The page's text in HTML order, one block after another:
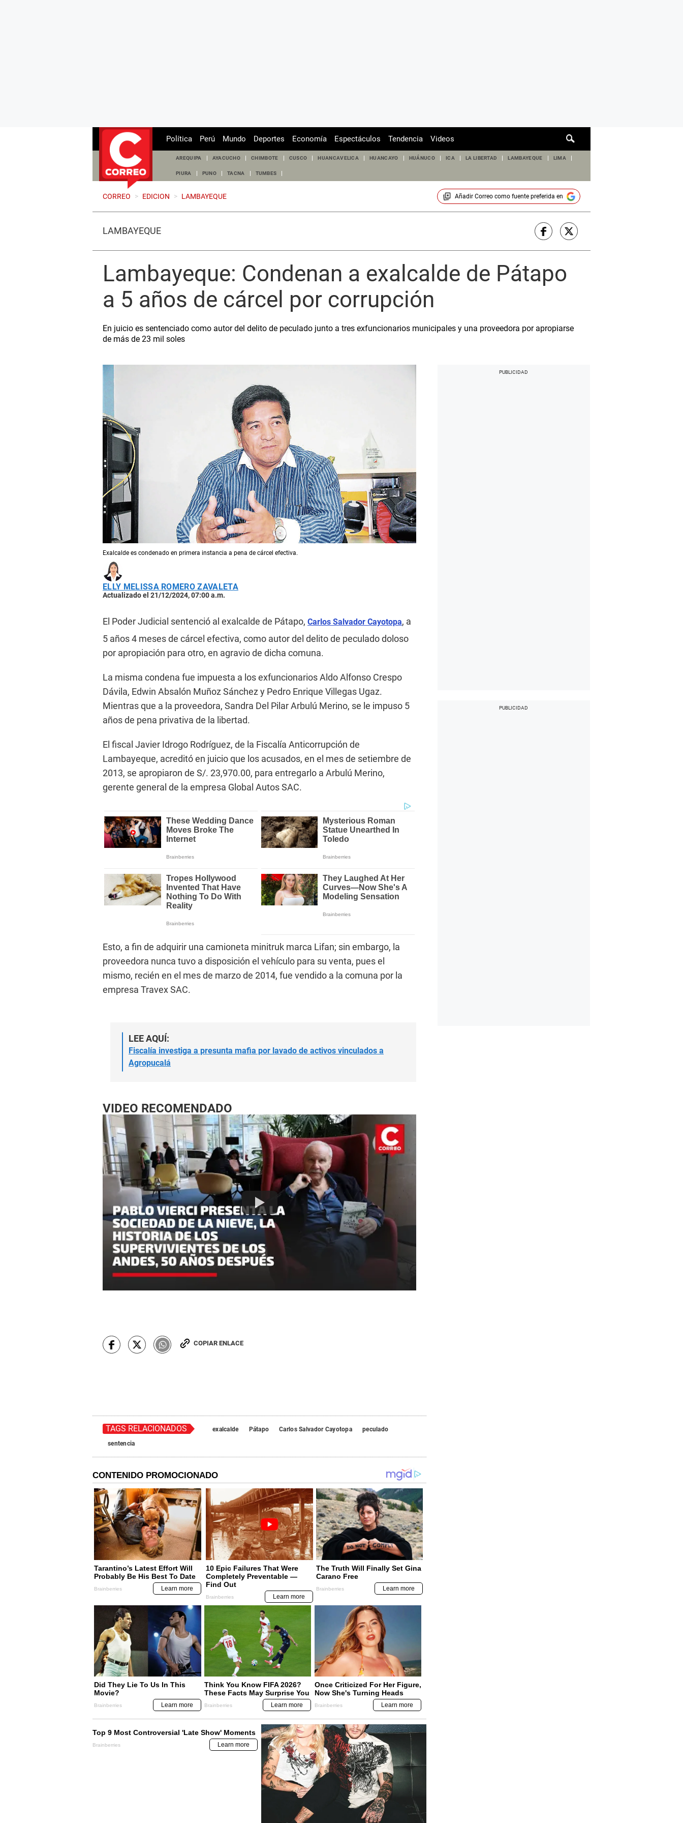
de
Política Perú Mundo Deportes Economía Espectáculos Tendencia Videos
AREQUIPA AYACUCHO CHIMBOTE CUSCO HUANCAVELICA HUANCAYO HUÁNUCO ICA LA LIBERTAD LAMBAYEQUE LIMA
PIURA PUNO TACNA TUMBES
CORREO > EDICION > LAMBAYEQUE Añadir Correocomo fuente preferida en
LAMBAYEQUE
Lambayeque: Condenan a exalcalde de Pátapo
a 5 años de cárcel por corrupción
En juicio es sentenciado como autor del delito de peculado junto a tres exfuncionarios municipales y una proveedora por apropiarse
de más de 23 mil soles
Exalcalde es condenado en primera instancia a pena de cárcel efectiva.
ELLY MELISSA ROMERO ZAVALETA
Actualizado el 21/12/2024, 07:00 a.m.
El Poder Judicial sentenció al exalcalde de Pátapo, Carlos Salvador Cayotopa, a
5 años 4 meses de cárcel efectiva, como autor del delito de peculado doloso
por apropiación para otro, en agravio de dicha comuna.
La misma condena fue impuesta a los exfuncionarios Aldo Alfonso Crespo
Dávila, Edwin Absalón Muñoz Sánchez y Pedro Enrique Villegas Ugaz.
Mientras que a la proveedora, Sandra Del Pilar Arbulú Merino, se le impuso 5
años de pena privativa de la libertad.
El fiscal Javier Idrogo Rodríguez, de la Fiscalía Anticorrupción de
Lambayeque, acreditó en juicio que los acusados, en el mes de setiembre de
2013, se apropiaron de S/. 23,970.00, para entregarlo a Arbulú Merino,
gerente general de la empresa Global Autos SAC.
Esto, a fin de adquirir una camioneta minitruk marca Lifan; sin embargo, la
proveedora nunca tuvo a disposición el vehículo para su venta, pues el
mismo, recién en el mes de marzo de 2014, fue vendido a la comuna por la
empresa Travex SAC.
LEE AQUÍ:
Fiscalía investiga a presunta mafia por lavado de activos vinculados a
Agropucalá
VIDEO RECOMENDADO
COPIAR ENLACE
TAGS RELACIONADOS exalcalde Pátapo Carlos Salvador Cayotopa
peculado
sentencia